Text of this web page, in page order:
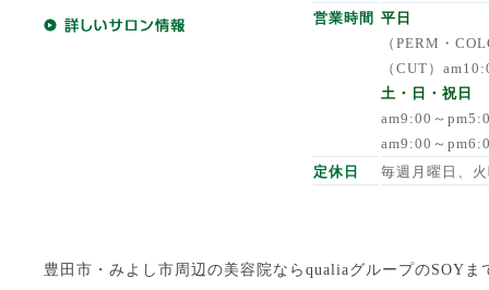
営業時間 平日
（PERM・
（CUT）
土・日・祝日
am9:00～
am9:00～
定休日
毎週月曜日、
豊田市・みよし市周辺の美容院ならqualiaグループのSOY